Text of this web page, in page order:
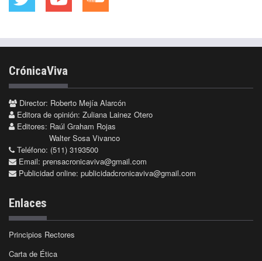
CrónicaViva
Director: Roberto Mejía Alarcón
Editora de opinión: Zuliana Lainez Otero
Editores: Raúl Graham Rojas
Walter Sosa Vivanco
Teléfono: (511) 3193500
Email: prensacronicaviva@gmail.com
Publicidad online: publicidadcronicaviva@gmail.com
Enlaces
Principios Rectores
Carta de Ética